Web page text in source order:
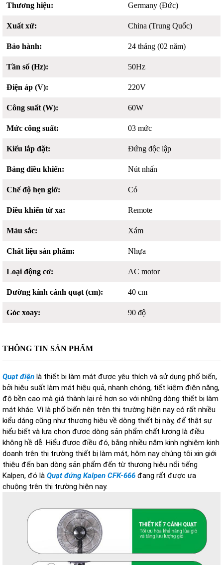
THÔNG TIN SẢN PHẨM
Quạt điện là thiết bị làm mát được yêu thích và sử dụng phổ biến,
bởi hiệu suất làm mát hiệu quả, nhanh chóng, tiết kiệm điện năng,
độ bền cao mà giá thành lại rẻ hơn so với những dòng thiết bị làm
mát khác. Vì là phổ biến nên trên thị trường hiện nay có rất nhiều
kiểu dáng cũng như thương hiệu về dòng thiết bị này, để thật sự
hiểu biết và lựa chọn được dòng sản phẩm chất lượng là điều
không hề dễ. Hiểu được điều đó, bằng nhiều năm kinh nghiệm kinh
doanh trên thị trường thiết bị làm mát, hôm nay chúng tôi xin giới
thiệu đến bạn dòng sản phẩm đến từ thương hiệu nổi tiếng
Kalpen, đó là Quạt đứng Kalpen CFK-666 đang rất được ưa
chuộng trên thị trường hiện nay.
Thương hiệu: Germany (Đức)
Xuất xứ: China (Trung Quốc)
Bảo hành: 24 tháng (02 năm)
Tần số (Hz): 50Hz
Điện áp (V): 220V
Công suất (W): 60W
Mức công suất: 03 mức
Kiểu lắp đặt: Đứng độc lập
Bảng điều khiển: Nút nhấn
Chế độ hẹn giờ: Có
Điều khiển từ xa: Remote
Màu sắc: Xám
Chất liệu sản phẩm: Nhựa
Loại động cơ: AC motor
Đường kính cánh quạt (cm): 40 cm
Góc xoay: 90 độ